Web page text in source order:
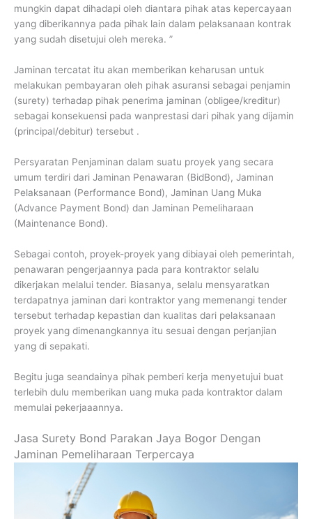
mungkin dapat dihadapi oleh diantara pihak atas kepercayaan
yang diberikannya pada pihak lain dalam pelaksanaan kontrak
yang sudah disetujui oleh mereka. ”
Jaminan tercatat itu akan memberikan keharusan untuk
melakukan pembayaran oleh pihak asuransi sebagai penjamin
(surety) terhadap pihak penerima jaminan (obligee/kreditur)
sebagai konsekuensi pada wanprestasi dari pihak yang dijamin
(principal/debitur) tersebut .
Persyaratan Penjaminan dalam suatu proyek yang secara
umum terdiri dari Jaminan Penawaran (BidBond), Jaminan
Pelaksanaan (Performance Bond), Jaminan Uang Muka
(Advance Payment Bond) dan Jaminan Pemeliharaan
(Maintenance Bond).
Sebagai contoh, proyek-proyek yang dibiayai oleh pemerintah,
penawaran pengerjaannya pada para kontraktor selalu
dikerjakan melalui tender. Biasanya, selalu mensyaratkan
terdapatnya jaminan dari kontraktor yang memenangi tender
tersebut terhadap kepastian dan kualitas dari pelaksanaan
proyek yang dimenangkannya itu sesuai dengan perjanjian
yang di sepakati.
Begitu juga seandainya pihak pemberi kerja menyetujui buat
terlebih dulu memberikan uang muka pada kontraktor dalam
memulai pekerjaaannya.
Jasa Surety Bond Parakan Jaya Bogor Dengan
Jaminan Pemeliharaan Terpercaya